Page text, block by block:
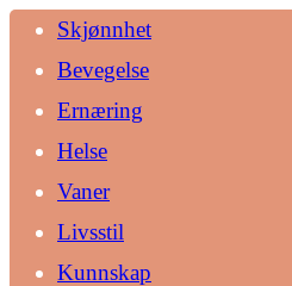
Skjønnhet
Bevegelse
Ernæring
Helse
Vaner
Livsstil
Kunnskap